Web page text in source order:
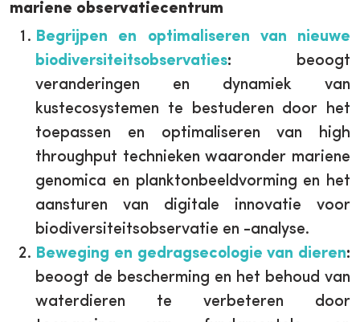
mariene observatiecentrum
Begrijpen en optimaliseren van nieuwe
biodiversiteitsobservaties: beoogt
veranderingen en dynamiek van
kustecosystemen te bestuderen door het
toepassen en optimaliseren van high
throughput technieken waaronder mariene
genomica en planktonbeeldvorming en het
aansturen van digitale innovatie voor
biodiversiteitsobservatie en -analyse.
Beweging en gedragsecologie van dieren:
beoogt de bescherming en het behoud van
waterdieren te verbeteren door